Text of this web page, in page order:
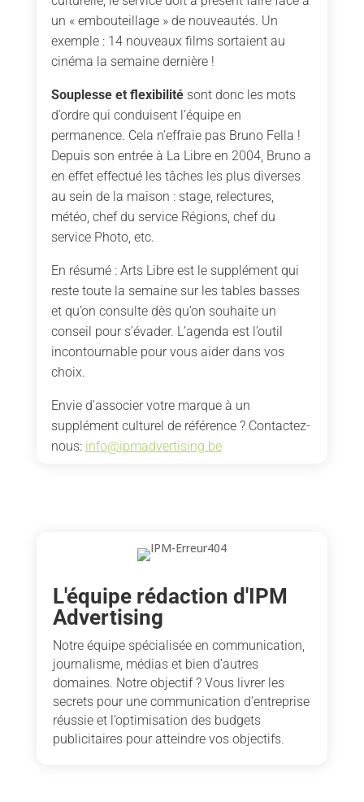
un « embouteillage » de nouveautés. Un
exemple : 14 nouveaux films sortaient au
cinéma la semaine dernière !
Souplesse et flexibilitésont donc les mots
d’ordre qui conduisent l’équipe en
permanence. Cela n’effraie pas Bruno Fella !
Depuis son entrée à La Libre en 2004, Bruno a
en effet effectué les tâches les plus diverses
au sein de la maison : stage, relectures,
météo, chef du service Régions, chef du
service Photo, etc.
En résumé : Arts Libre est le supplément qui
reste toute la semaine sur les tables basses
et qu’on consulte dès qu’on souhaite un
conseil pour s’évader. L’agenda est l’outil
incontournable pour vous aider dans vos
choix.
Envie d’associer votre marque à un
supplément culturel de référence ? Contactez-
nous: info@ipmadvertising.be
L'équipe rédaction d'IPM
Advertising
Notre équipe spécialisée en communication,
journalisme, médias et bien d’autres
domaines. Notre objectif ? Vous livrer les
secrets pour une communication d’entreprise
réussie et l’optimisation des budgets
publicitaires pour atteindre vos objectifs.